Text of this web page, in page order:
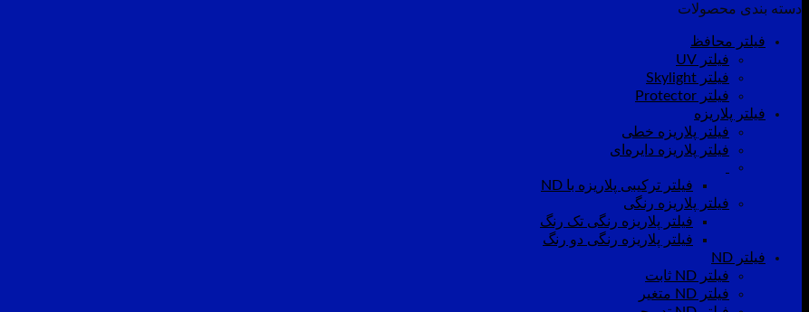
دسته بندی محصولات
فیلتر محافظ
فیلتر UV
فیلتر Skylight
فیلتر Protector
فیلتر پلاریزه
فیلتر پلاریزه خطی
فیلتر پلاریزه دایره‌ای
فیلتر ترکیبی پلاریزه با ND
فیلتر پلاریزه رنگی
فیلتر پلاریزه رنگی تک رنگ
فیلتر پلاریزه رنگی دو رنگ
فیلتر ND
فیلتر ND ثابت
فیلتر ND متغیر